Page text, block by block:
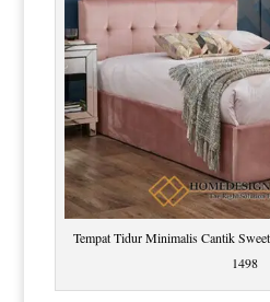
Tempat Tidur Minimalis Cantik
1498